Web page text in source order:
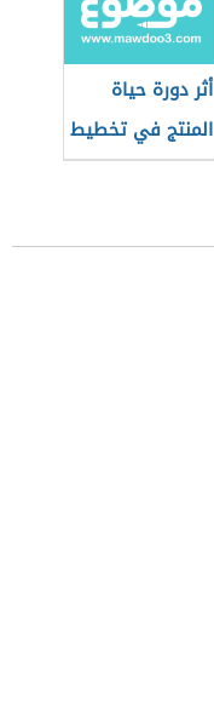
أثر دورة حياة
المنتج في تخطيط
المنتجات